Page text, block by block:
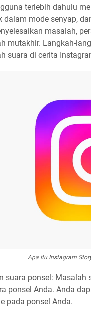
terlebih dahulu
dalam mode senyap,
masalah,
mutakhir. Langkah-
suara di cerita
Apa itu Instagram
suara ponsel:
ponsel Anda. Anda
pada ponsel Anda.